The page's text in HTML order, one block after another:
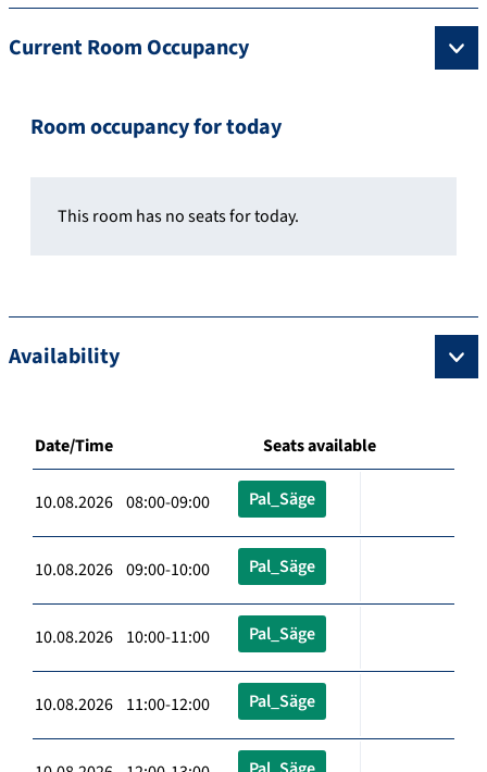
Current Room Occupancy
Room occupancy for today
This room has no seats for today.
Availability
Date/Time Seats available
10.08.2026 08:00-09:00 Pal_Säge
10.08.2026 09:00-10:00 Pal_Säge
10.08.2026 10:00-11:00 Pal_Säge
10.08.2026 11:00-12:00 Pal_Säge